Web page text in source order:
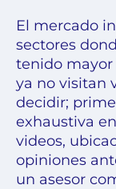
El mercado
sectores
tenido mayor
ya no visitan
decidir;
exhaustiva
videos,
opiniones
un asesor